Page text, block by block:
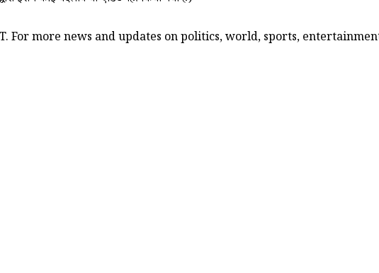
For more news and updates on politics, world, sports,